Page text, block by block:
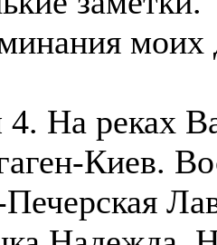
моих
4. На реках
Киев.